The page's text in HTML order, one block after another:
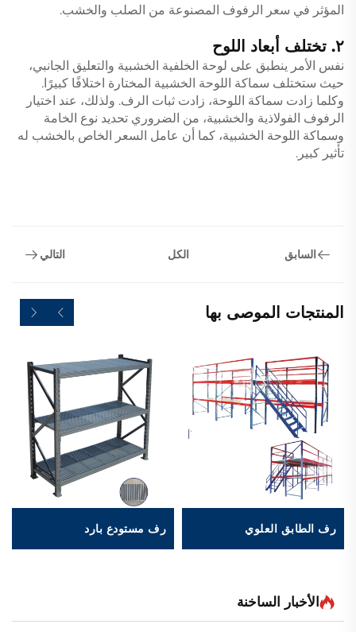
المؤثر في سعر الرفوف المصنوعة من الصلب والخشب.
٢. تختلف أبعاد اللوح
نفس الأمر ينطبق على لوحة الخلفية الخشبية والتعليق الجانبي،
حيث ستختلف سماكة اللوحة الخشبية المختارة اختلافًا كبيرًا.
وكلما زادت سماكة اللوحة، زادت ثبات الرف. ولذلك، عند اختيار
الرفوف الفولاذية والخشبية، من الضروري تحديد نوع الخامة
وسماكة اللوحة الخشبية، كما أن عامل السعر الخاص بالخشب له
تأثير كبير.
السابق الكل التالي
المنتجات الموصى بها
رف الطابق العلوي رف مستودع بارد
الأخبار الساخنة